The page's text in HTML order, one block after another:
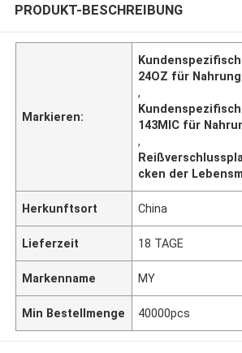
PRODUKT-BESCHREIBUNG
Markieren:
24OZ für Nahrung
,
143MIC für
,
cken der
Herkunftsort China
Lieferzeit 18 TAGE
Markenname MY
Min Bestellmenge 40000pcs